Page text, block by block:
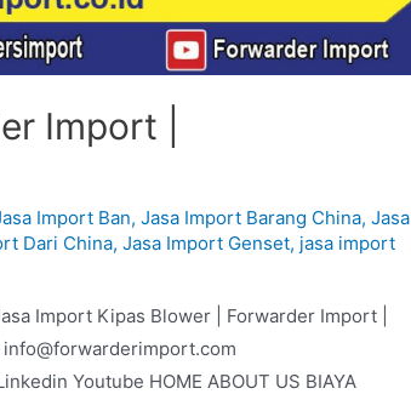
Import |
Import Ban,Jasa Import Barang China,Jasa
Dari China,Jasa Import Genset, jasa import
Import Kipas Blower | Forwarder Import |
Youtube HOME ABOUT US BIAYA